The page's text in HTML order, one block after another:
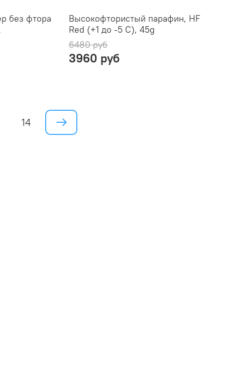
без фтора
Высокофтористый парафин, HF
Red (+1 до -5 C), 45g
6480 руб
3960 руб
14